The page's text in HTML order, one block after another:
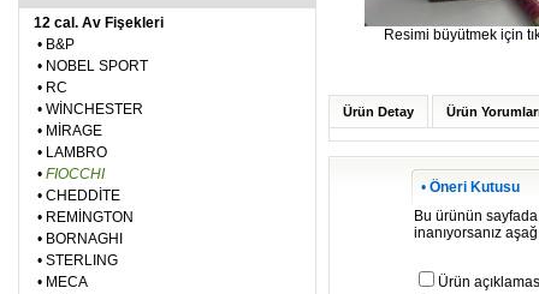
12 cal. Av Fişekleri
• B&P
• NOBEL SPORT
• RC
• WİNCHESTER
• MİRAGE
• LAMBRO
• FIOCCHI
• CHEDDİTE
• REMİNGTON
• BORNAGHI
• STERLING
• MECA
Resimi büyütmek için
Ürün Detay Ürün
• Öneri Kutusu
Bu ürünün
inanıyorsanız
Ürün